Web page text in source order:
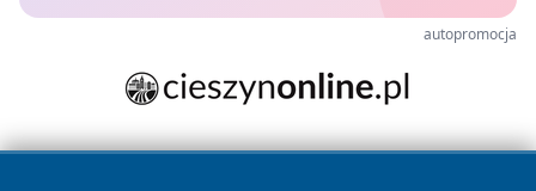
autopromocja